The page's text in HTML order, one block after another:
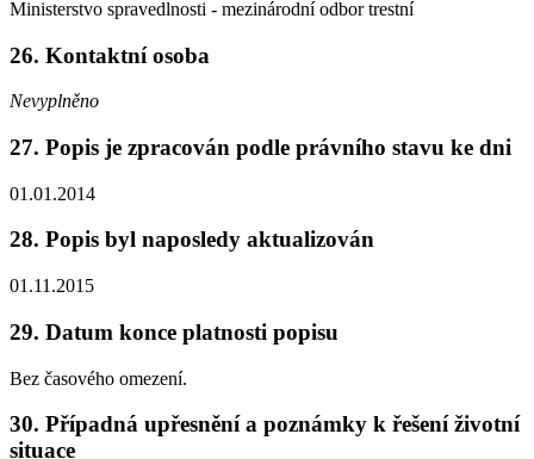
Ministerstvo spravedlnosti - mezinárodní odbor trestní
26. Kontaktní osoba
Nevyplněno
27. Popis je zpracován podle právního stavu ke dni
01.01.2014
28. Popis byl naposledy aktualizován
01.11.2015
29. Datum konce platnosti popisu
Bez časového omezení.
30. Případná upřesnění a poznámky k řešení životní
situace